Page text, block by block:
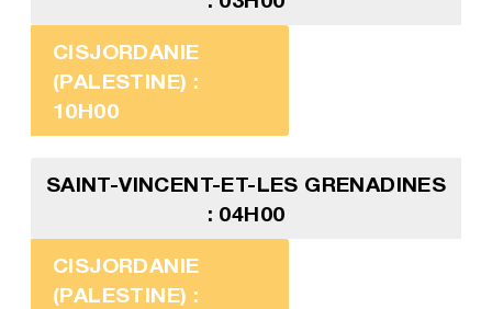
CISJORDANIE
(PALESTINE) :
10H00
SAINT-VINCENT-ET-LES GRENADINES
: 04H00
CISJORDANIE
(PALESTINE) :